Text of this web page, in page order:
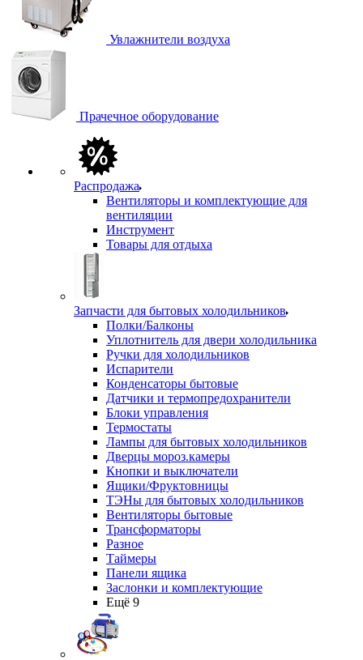
Увлажнители воздуха
Прачечное оборудование
Распродажа
Вентиляторы и комплектующие для
вентиляции
Инструмент
Товары для отдыха
Запчасти для бытовых холодильников
Полки/Балконы
Уплотнитель для двери холодильника
Ручки для холодильников
Испарители
Конденсаторы бытовые
Датчики и термопредохранители
Блоки управления
Термостаты
Лампы для бытовых холодильников
Дверцы мороз.камеры
Кнопки и выключатели
Ящики/Фруктовницы
ТЭНы для бытовых холодильников
Вентиляторы бытовые
Трансформаторы
Разное
Таймеры
Панели ящика
Заслонки и комплектующие
Ещё 9